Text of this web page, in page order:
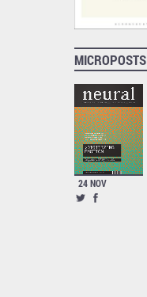
MICROPOSTS
24 NOV